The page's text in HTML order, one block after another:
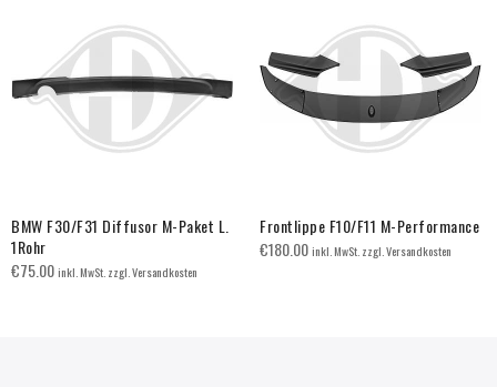
BMW F30/F31 Diffusor M-Paket L.
1Rohr
€75.00inkl. MwSt. zzgl. Versandkosten
Frontlippe F10/F11 M-Performance
€180.00inkl. MwSt. zzgl. Versandkosten